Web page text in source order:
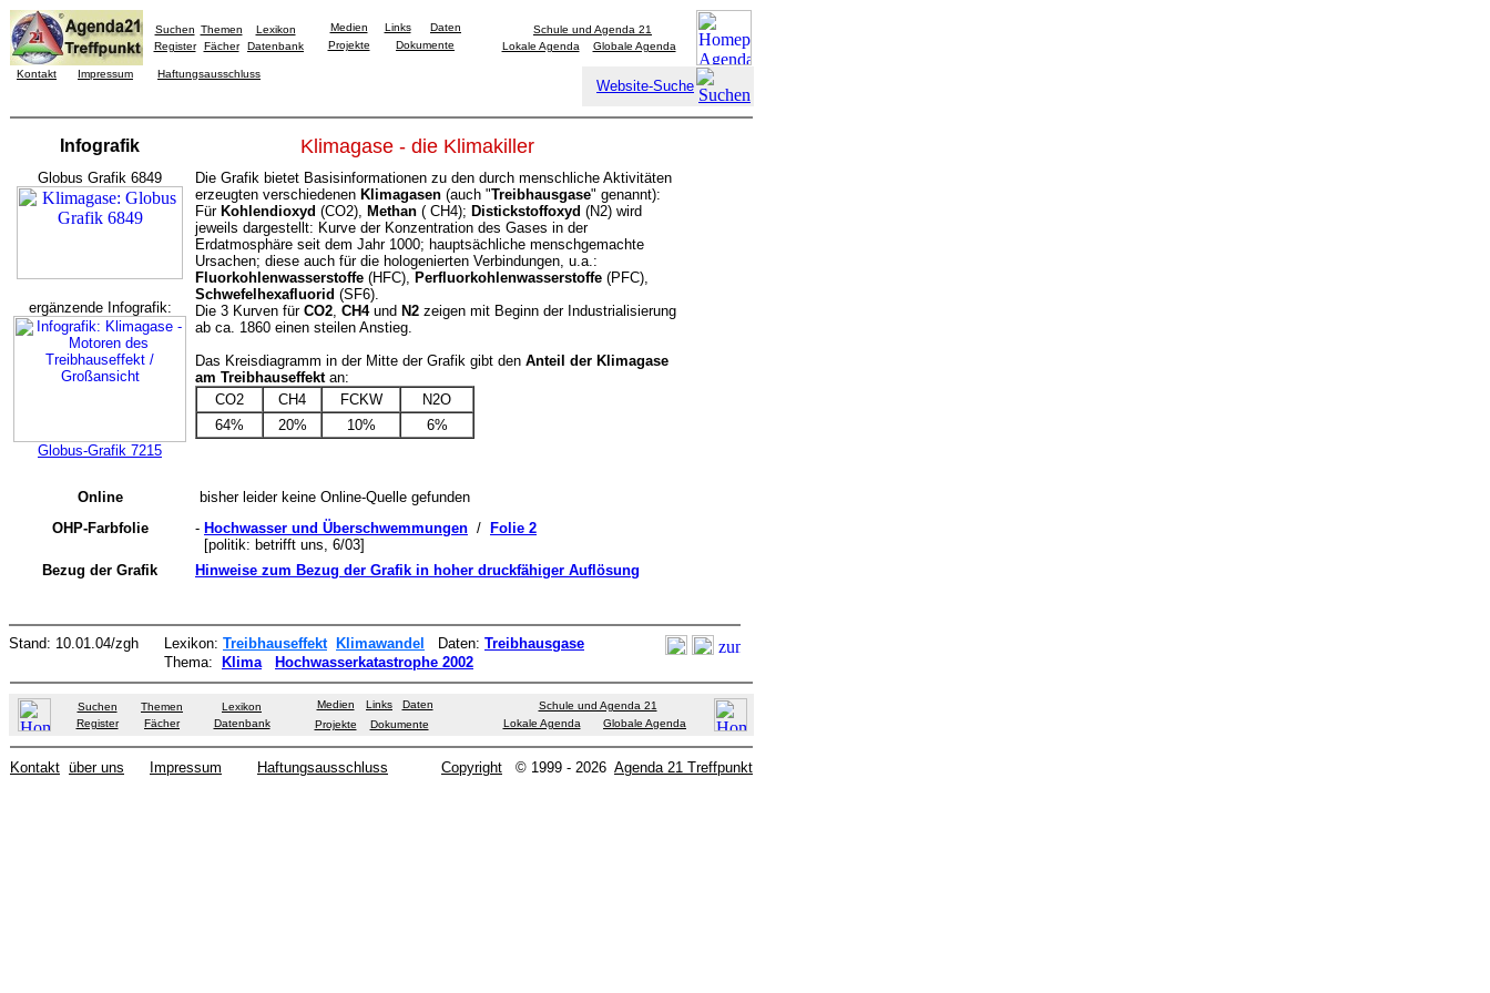
Suchen Themen
Lexikon
Register
Fächer Datenbank
Medien Links
Daten
Projekte
Dokumente
Schule und Agenda 21
Lokale Agenda
Globale Agenda
Kontakt Impressum Haftungsausschluss
Website-Suche
Infografik Klimagase - die Klimakiller
Globus Grafik 6849
ergänzende Infografik:
Globus-Grafik 7215
Die Grafik bietet Basisinformationen zu den durch menschliche Aktivitäten
erzeugten verschiedenen Klimagasen (auch "Treibhausgase" genannt):
Für Kohlendioxyd (CO2), Methan ( CH4); Distickstoffoxyd (N2) wird
jeweils dargestellt: Kurve der Konzentration des Gases in der
Erdatmosphäre seit dem Jahr 1000; hauptsächliche menschgemachte
Ursachen; diese auch für die hologenierten Verbindungen, u.a.:
Fluorkohlenwasserstoffe (HFC), Perfluorkohlenwasserstoffe (PFC),
Schwefelhexafluorid (SF6).
Die 3 Kurven für CO2, CH4und N2 zeigen mit Beginn der Industrialisierung
ab ca. 1860 einen steilen Anstieg.
Das Kreisdiagramm in der Mitte der Grafik gibt den Anteil der Klimagase
am Treibhauseffektan:
CO2
CH4 FCKW
N2O
64%
20% 10% 6%
Online
bisher leider keine Online-Quelle gefunden
OHP-Farbfolie
- Hochwasser und Überschwemmungen /
Folie 2
[politik: betrifft uns, 6/03]
Bezug der Grafik
Hinweise zum Bezug der Grafik in hoher druckfähiger Auflösung
Stand: 10.01.04/zgh Lexikon: Treibhauseffekt Klimawandel Daten: Treibhausgase
Thema:
Klima Hochwasserkatastrophe 2002
Suchen Themen
Lexikon
Register
Fächer Datenbank
Medien Links
Daten
Projekte
Dokumente
Schule und Agenda 21
Lokale Agenda
Globale Agenda
Kontakt über uns Impressum Haftungsausschluss Copyright © 1999 - 2026 Agenda 21 Treffpunkt